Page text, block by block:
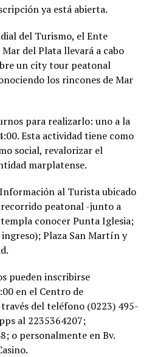
ya está abierta.
del Turismo, el Ente
del Plata llevará a cabo
un city tour peatonal
los rincones de Mar
para realizarlo: uno a la
Esta actividad tiene como
social, revalorizar el
marplatense.
al Turista ubicado
peatonal -junto a
conocer Punta Iglesia;
Plaza San Martín y
pueden inscribirse
en el Centro de
del teléfono (0223) 495-
al 2235364207;
o personalmente en Bv.